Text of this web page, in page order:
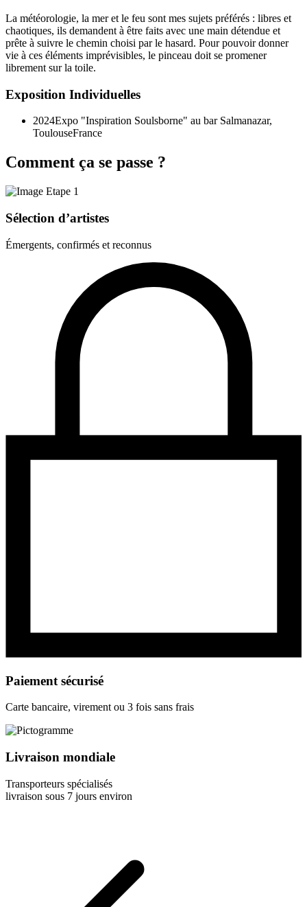
La météorologie, la mer et le feu sont mes sujets préférés : libres et
chaotiques, ils demandent à être faits avec une main détendue et
prête à suivre le chemin choisi par le hasard. Pour pouvoir donner
vie à ces éléments imprévisibles, le pinceau doit se promener
librement sur la toile.
Exposition Individuelles
2024Expo "Inspiration Soulsborne" au bar Salmanazar,
ToulouseFrance
Comment ça se passe ?
Sélection d’artistes
Émergents, confirmés et reconnus
Paiement sécurisé
Carte bancaire, virement ou 3 fois sans frais
Livraison mondiale
Transporteurs spécialisés
livraison sous 7 jours environ